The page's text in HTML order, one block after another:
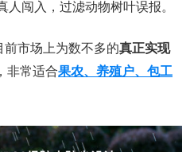
人闯入，过滤动物树叶误报。
前市场上为数不多的真正实现
非常适合果农、养殖户、包工